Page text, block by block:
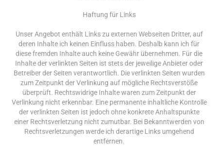
Haftung für Links
Unser Angebot enthält Links zu externen Webseiten Dritter, auf
deren Inhalte ich keinen Einfluss haben. Deshalb kann ich für
diese fremden Inhalte auch keine Gewähr übernehmen. Für die
Inhalte der verlinkten Seiten ist stets der jeweilige Anbieter oder
Betreiber der Seiten verantwortlich. Die verlinkten Seiten wurden
zum Zeitpunkt der Verlinkung auf mögliche Rechtsverstöße
überprüft. Rechtswidrige Inhalte waren zum Zeitpunkt der
Verlinkung nicht erkennbar. Eine permanente inhaltliche Kontrolle
der verlinkten Seiten ist jedoch ohne konkrete Anhaltspunkte
einer Rechtsverletzung nicht zumutbar. Bei Bekanntwerden von
Rechtsverletzungen werde ich derartige Links umgehend
entfernen.